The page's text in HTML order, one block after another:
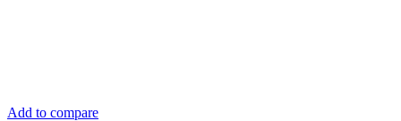
Add to compare